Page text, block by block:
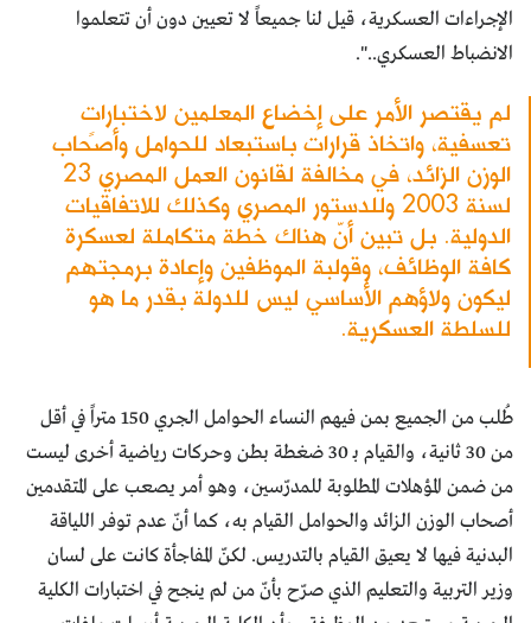
الإجراءات العسكرية، قيل لنا جميعاً لا تعيين دون أن تتعلموا
الانضباط العسكري..".
لم يقتصر الأمر على إخضاع المعلمين لاختباراتٍ
تعسفية، واتخاذ قرارات باستبعاد للحوامل وأصحاب
الوزن الزائد، في مخالفة لقانون العمل المصري 23
لسنة 2003 وللدستور المصري وكذلك للاتفاقيات
الدولية. بل تبين أنّ هناك خطة متكاملة لعسكرة
كافة الوظائف، وقولبة الموظفين وإعادة برمجتهم
ليكون ولاؤهم الأساسي ليس للدولة بقدر ما هو
للسلطة العسكرية.
طُلب من الجميع بمن فيهم النساء الحوامل الجري 150 متراً في أقل
من 30 ثانية، والقيام بـ 30 ضغطة بطن وحركات رياضية أخرى ليست
من ضمن المؤهلات المطلوبة للمدرّسين، وهو أمر يصعب على المتقدمين
أصحاب الوزن الزائد والحوامل القيام به، كما أنّ عدم توفر اللياقة
البدنية فيها لا يعيق القيام بالتدريس. لكنّ المفاجأة كانت على لسان
وزير التربية والتعليم الذي صرّح بأنّ من لم ينجح في اختبارات الكلية